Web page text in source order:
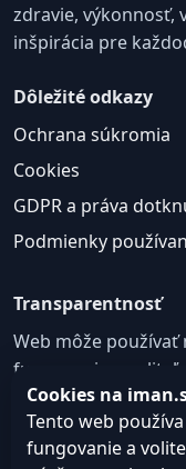
zdravie, výkonnosť,
inšpirácia pre
Dôležité odkazy
Ochrana súkromia
Cookies
GDPR a práva
Podmienky
Transparentnosť
Web môže
fungovanie a
zlepšovanie
Nastavenie cookies
Cookies na
Tento web
fungovanie a